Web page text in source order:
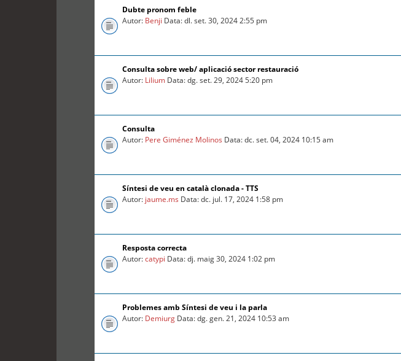
Dubte pronom feble
Autor: Benji Data: dl. set. 30, 2024 2:55 pm
Consulta sobre web/ aplicació sector restauració
Autor: Lilium Data: dg. set. 29, 2024 5:20 pm
Consulta
Autor: Pere Giménez Molinos Data: dc. set. 04, 2024 10:15 am
Síntesi de veu en català clonada - TTS
Autor: jaume.ms Data: dc. jul. 17, 2024 1:58 pm
Resposta correcta
Autor:catypi Data: dj. maig 30, 2024 1:02 pm
Problemes amb Síntesi de veu i la parla
Autor: Demiurg Data: dg. gen. 21, 2024 10:53 am